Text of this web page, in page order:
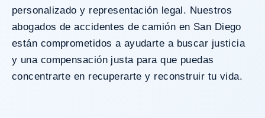
personalizado y representación legal. Nuestros
abogados de accidentes de camión en San Diego
están comprometidos a ayudarte a buscar justicia
y una compensación justa para que puedas
concentrarte en recuperarte y reconstruir tu vida.